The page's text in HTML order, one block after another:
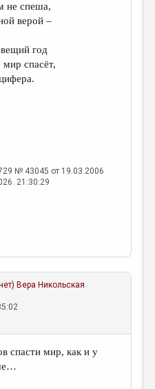
не спеша,
верой –
год
спасёт,
№ 43045 от 19.03.2006
21:30:29
Вера Никольская
спасти мир, как и у